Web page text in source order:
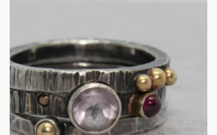
Stapelringen amethist en
granaat in zilver
€305.00